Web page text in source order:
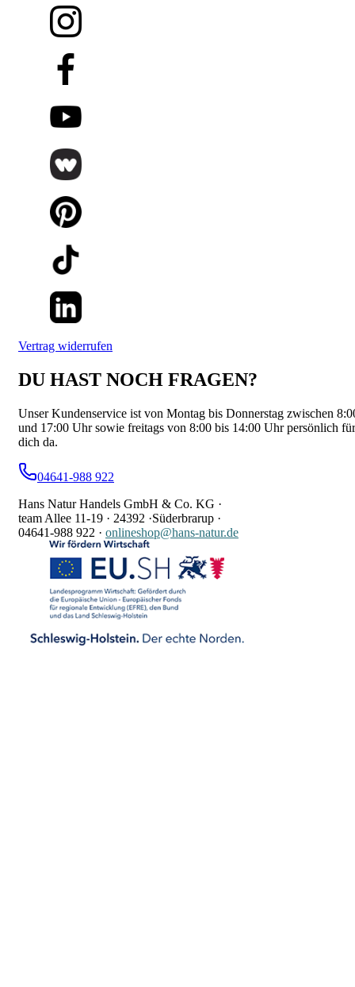
Vertrag widerrufen
DU HAST NOCH FRAGEN?
Unser Kundenservice ist von Montag bis Donnerstag zwischen
und 17:00 Uhr sowie freitags von 8:00 bis 14:00 Uhr persönlich für
dich da.
04641-988 922
Hans Natur Handels GmbH & Co. KG ·
team Allee 11-19 · 24392 ·Süderbrarup ·
04641-988 922 · onlineshop@hans-natur.de